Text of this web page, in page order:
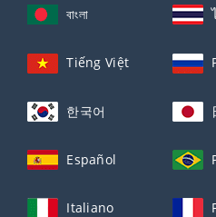
বাংলা
Tiếng Việt
한국어
Español
Italiano